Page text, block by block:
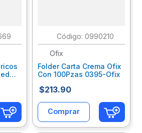
: 0990210
Ofix
Folder Carta Crema Ofix
Con 100Pzas 0395-Ofix
$213.90
Comprar